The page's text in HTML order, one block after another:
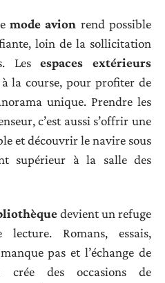
mode avion rend possible
loin de la sollicitation
Lesespaces extérieurs
la course, pour profiter de
unique. Prendre les
c’est aussi s’offrir une
et découvrir le navire sous
supérieur à la salle des
devient un refuge
Romans, essais,
pas et l’échange de
crée des occasions de